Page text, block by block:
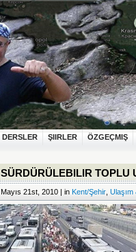
DERSLER ŞIIRLER ÖZGEÇMIŞ
SÜRDÜRÜLEBILIR TOPLU
Mayıs 21st, 2010 | in Kent/Şehir